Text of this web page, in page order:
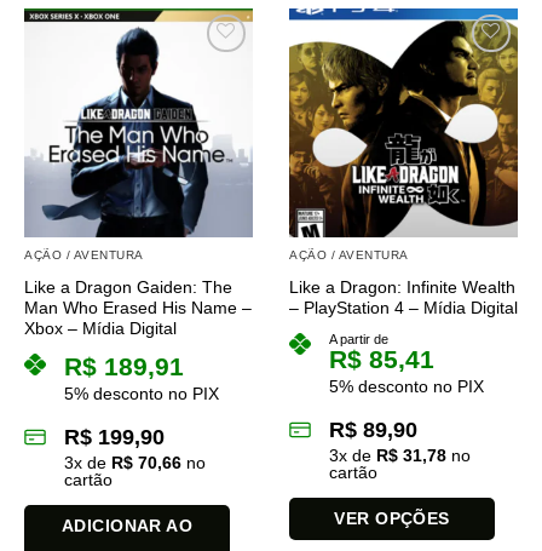
AÇÃO / AVENTURA
Like a Dragon Gaiden: The
Man Who Erased His Name –
Xbox – Mídia Digital
R$ 189,91
5% desconto no PIX
R$ 199,90
3x de R$ 70,66 no
cartão
ADICIONAR AO
AÇÃO / AVENTURA
Like a Dragon: Infinite Wealth
– PlayStation 4 – Mídia Digital
A partir de
R$ 85,41
5% desconto no PIX
R$ 89,90
3x de R$ 31,78 no
cartão
VER OPÇÕES